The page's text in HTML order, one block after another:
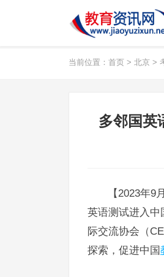
当前位置： 首页 > 北京 >
多邻国英
【2023年
英语测试进入中
际交流协会（
探索，促进中国